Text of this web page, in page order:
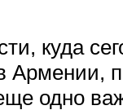
куда
Армении,
одно